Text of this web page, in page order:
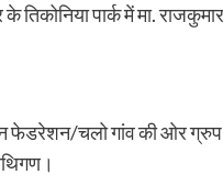
पार्क में मा. राजकुमार
फेडरेशन/चलो गांव की ओर